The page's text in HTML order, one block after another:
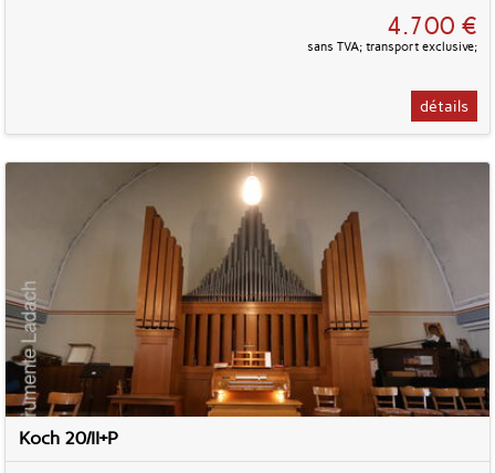
4.700 €
sans TVA; transport exclusive;
détails
Koch 20/II+P